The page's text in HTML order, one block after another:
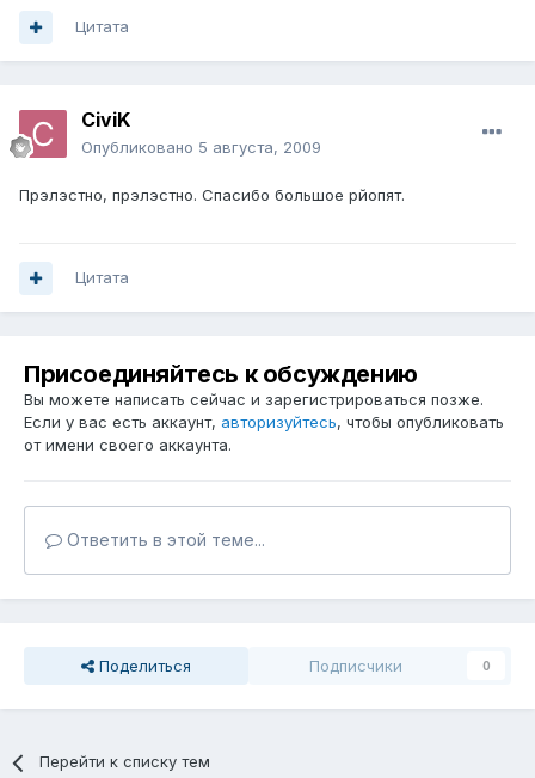
Цитата
CiviK
Опубликовано 5 августа, 2009
Прэлэстно, прэлэстно. Спасибо большое рйопят.
Цитата
Присоединяйтесь к обсуждению
Вы можете написать сейчас и зарегистрироваться позже.
Если у вас есть аккаунт, авторизуйтесь, чтобы опубликовать
от имени своего аккаунта.
Ответить в этой теме...
Поделиться Подписчики 0
Перейти к списку тем